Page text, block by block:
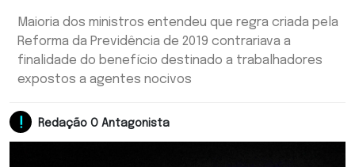
Maioria dos ministros entendeu que regra criada pela
Reforma da Previdência de 2019 contrariava a
finalidade do benefício destinado a trabalhadores
expostos a agentes nocivos
Redação O Antagonista